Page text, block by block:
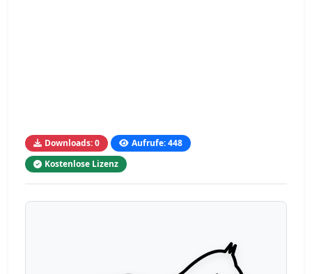
Downloads: 0
Aufrufe: 448
Kostenlose Lizenz